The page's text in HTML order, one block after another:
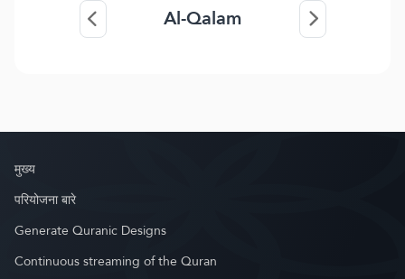
Al-Qalam
मुख्य
परियोजना बारे
Generate Quranic Designs
Continuous streaming of the Quran